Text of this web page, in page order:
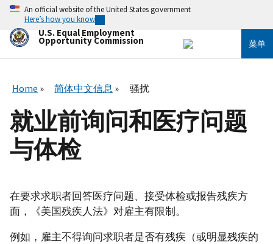
内
An official website of the United States government
Here’s how you know
U.S. Equal Employment
Opportunity Commission 菜单
Home 简体中文信息 骚扰
就业前询问和医疗问题
与体检
在要求求职者回答医疗问题、接受体检或报告残疾方
面，《美国残疾人法》对雇主有限制。
例如，雇主不得询问求职者是否有残疾（或明显残疾的